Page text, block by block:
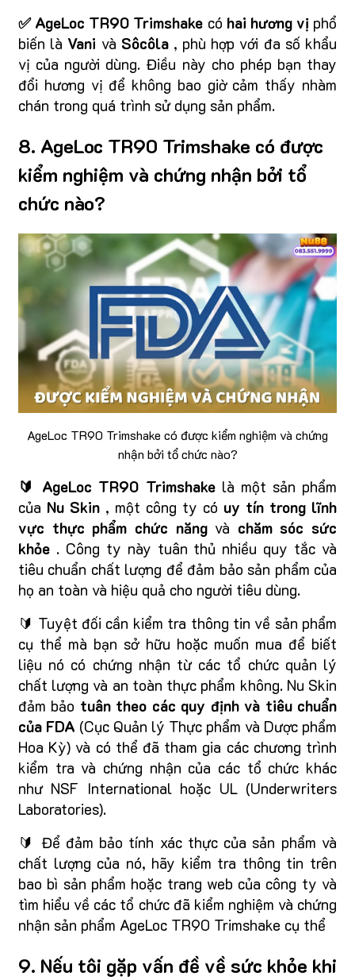
✅ AgeLoc TR90 Trimshake có hai hương vị phổ
biến làVani và Sôcôla , phù hợp với đa số khẩu
vị của người dùng. Điều này cho phép bạn thay
đổi hương vị để không bao giờ cảm thấy nhàm
chán trong quá trình sử dụng sản phẩm.
8. AgeLoc TR90 Trimshake có được
kiểm nghiệm và chứng nhận bởi tổ
chức nào?
AgeLoc TR90 Trimshake có được kiểm nghiệm và chứng
nhận bởi tổ chức nào?
🔰 AgeLoc TR90 Trimshake là một sản phẩm
của Nu Skin , một công ty có uy tín trong lĩnh
vực thực phẩm chức năng và chăm sóc sức
khỏe . Công ty này tuân thủ nhiều quy tắc và
tiêu chuẩn chất lượng để đảm bảo sản phẩm của
họ an toàn và hiệu quả cho người tiêu dùng.
🔰 Tuyệt đối cần kiểm tra thông tin về sản phẩm
cụ thể mà bạn sở hữu hoặc muốn mua để biết
liệu nó có chứng nhận từ các tổ chức quản lý
chất lượng và an toàn thực phẩm không. Nu Skin
đảm bảo tuân theo các quy định và tiêu chuẩn
của FDA (Cục Quản lý Thực phẩm và Dược phẩm
Hoa Kỳ) và có thể đã tham gia các chương trình
kiểm tra và chứng nhận của các tổ chức khác
như NSF International hoặc UL (Underwriters
Laboratories).
🔰 Để đảm bảo tính xác thực của sản phẩm và
chất lượng của nó, hãy kiểm tra thông tin trên
bao bì sản phẩm hoặc trang web của công ty và
tìm hiểu về các tổ chức đã kiểm nghiệm và chứng
nhận sản phẩm AgeLoc TR90 Trimshake cụ thể
9. Nếu tôi gặp vấn đề về sức khỏe khi